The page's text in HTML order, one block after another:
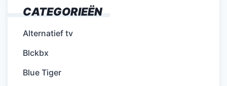
CATEGORIEËN
Alternatief tv
Blckbx
Blue Tiger